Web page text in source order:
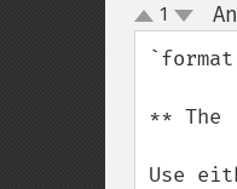
up
down
1
** The
Use